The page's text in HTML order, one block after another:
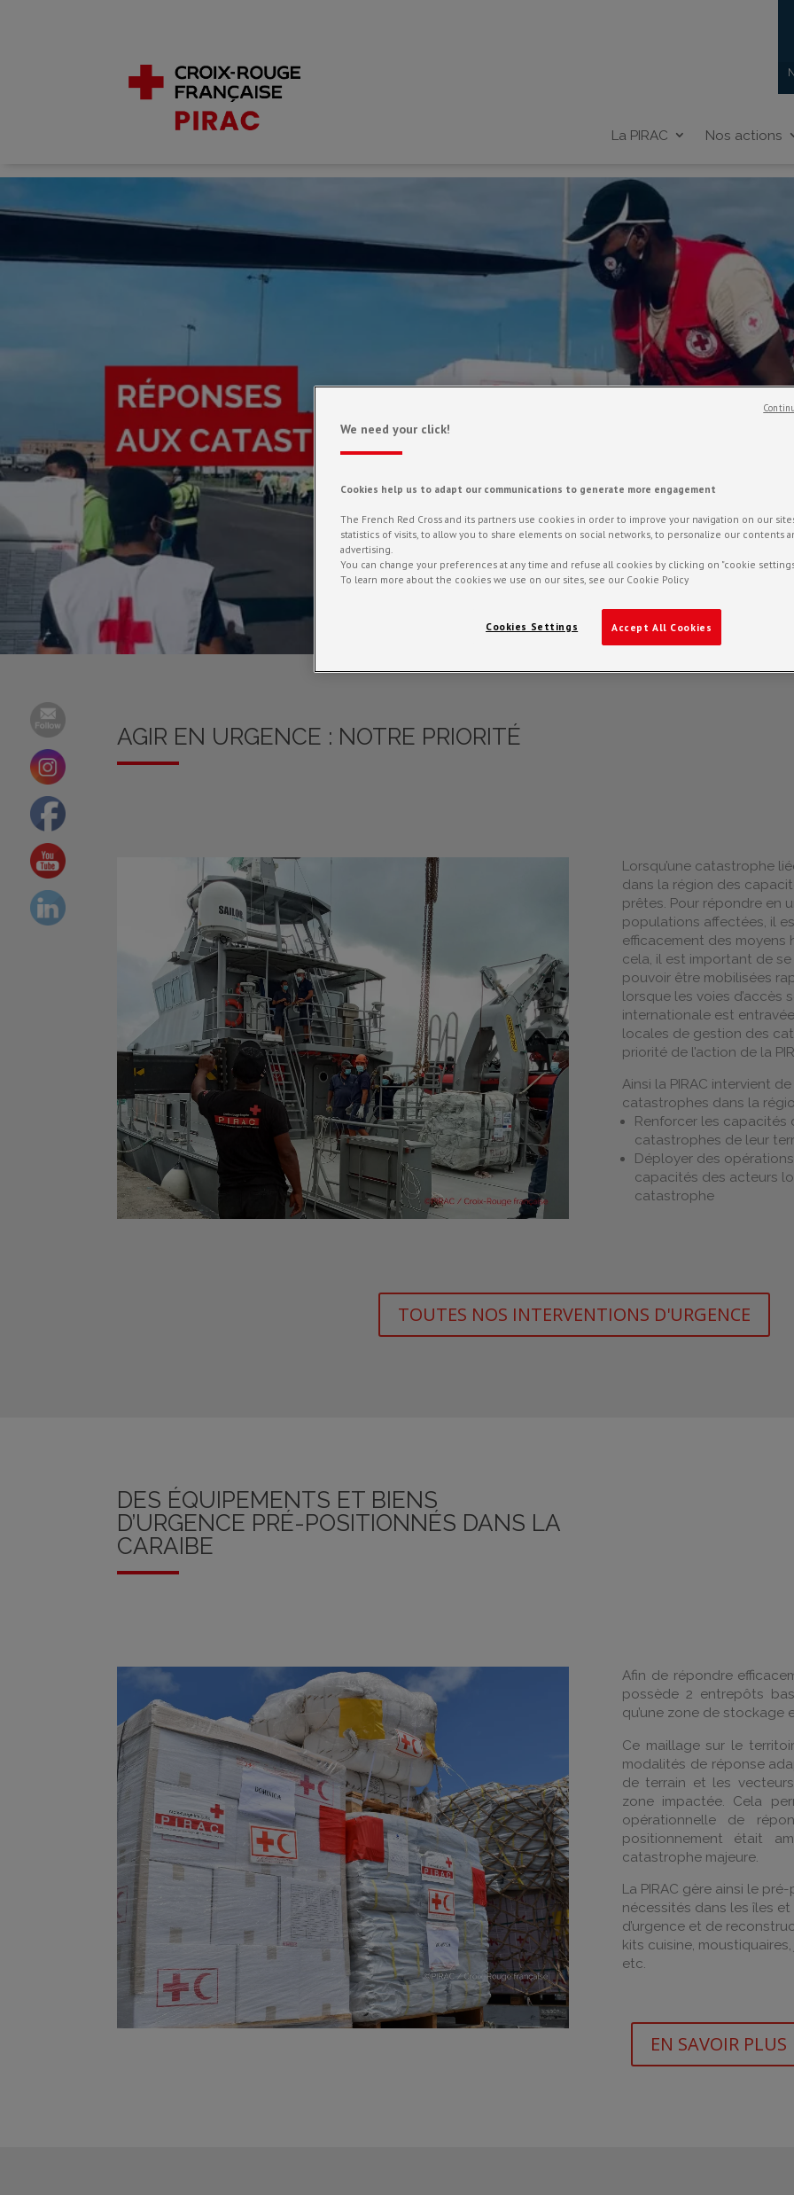
La PIRAC Nos actions
AGIR EN URGENCE : NOTRE PRIORITÉ
Lorsqu’une catastrophe
dans la région des
prêtes. Pour répondre en
populations affectées, il
efficacement des moyens
cela, il est important de
pouvoir être mobilisées
lorsque les voies d’accès
internationale est
locales de gestion des
priorité de l’action de la
Ainsi la PIRAC intervient
catastrophes dans la
Renforcer les capacités
catastrophes de leur
Déployer des
capacités des acteurs
catastrophe
TOUTES NOS INTERVENTIONS D'URGENCE
DES ÉQUIPEMENTS ET BIENS
D’URGENCE PRÉ-POSITIONNÉS DANS LA
CARAIBE
Afin de répondre
possède 2 entrepôts
qu’une zone de stockage
Ce maillage sur le
modalités de réponse
de terrain et les
zone impactée. Cela
opérationnelle de
positionnement était
catastrophe majeure.
La PIRAC gère ainsi le
nécessités dans les îles et
d’urgence et de
kits cuisine,
etc.
EN SAVOIR PLUS
We need your click!
Cookies help us to adapt our communications to generate more engagement
The French Red Cross and its partners use cookies in order to improve your navigation on our
statistics of visits, to allow you to share elements on social networks, to personalize our contents
advertising.
You can change your preferences at any time and refuse all cookies by clicking on "cookie
To learn more about the cookies we use on our sites, see our Cookie Policy
Accept All Cookies
Cookies Settings